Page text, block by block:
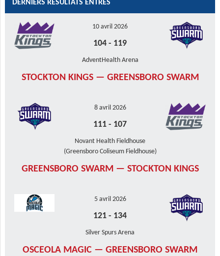
ARTICLES
DERNIERS RÉSULTATS ENTRÉS
10 avril 2026
104 - 119
AdventHealth Arena
STOCKTON KINGS — GREENSBORO SWARM
8 avril 2026
111 - 107
Novant Health Fieldhouse
(Greensboro Coliseum Fieldhouse)
GREENSBORO SWARM — STOCKTON KINGS
5 avril 2026
121 - 134
Silver Spurs Arena
OSCEOLA MAGIC — GREENSBORO SWARM